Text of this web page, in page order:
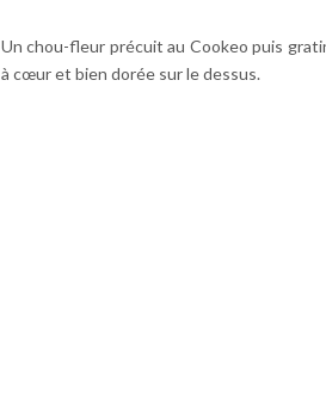
Un chou-fleur précuit au Cookeo puis
à cœur et bien dorée sur le dessus.